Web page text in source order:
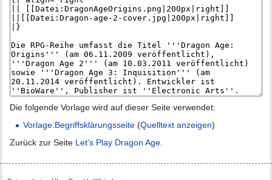
Die folgende Vorlage wird auf dieser Seite verwendet:
Vorlage:Begriffsklärungsseite (Quelltext anzeigen)
Zurück zur Seite Let's Play Dragon Age.